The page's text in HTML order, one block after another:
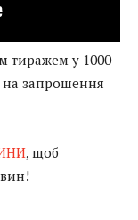
тиражем у 1000
на запрошення
, щоб